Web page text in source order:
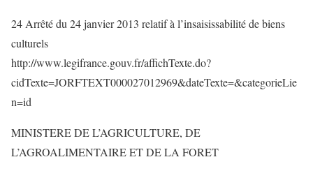
24 Arrêté du 24 janvier 2013 relatif à l’insaisissabilité de biens
culturels
http://www.legifrance.gouv.fr/affichTexte.do?
cidTexte=JORFTEXT000027012969&dateTexte=&categorieLie
n=id
MINISTERE DE L’AGRICULTURE, DE
L’AGROALIMENTAIRE ET DE LA FORET